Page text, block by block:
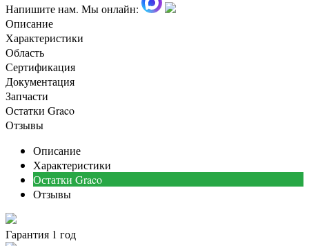
Напишите нам. Мы онлайн:
Описание
Характеристики
Область
Сертификация
Документация
Запчасти
Остатки Graco
Отзывы
Описание
Характеристики
Остатки Graco
Отзывы
Гарантия 1 год